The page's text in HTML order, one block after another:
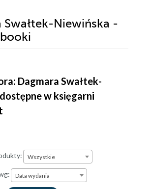
Swałtek-Niewińska -
Dagmara Swałtek-
w księgarni
Wszystkie
Data wydania